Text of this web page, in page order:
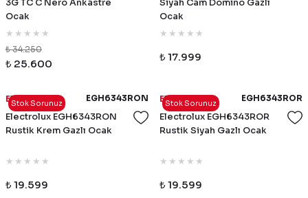
3G TC C Nero Ankastre
Ocak
₺ 34.250
₺ 25.600
Siyah Cam Domino Gazlı
Ocak
₺ 17.999
Stok Sorunuz
Electrolux EGH6343RON
Electrolux EGH6343RON
Rustik Krem Gazlı Ocak
₺ 19.599
Stok Sorunuz
Electrolux EGH6343ROR
Electrolux EGH6343ROR
Rustik Siyah Gazlı Ocak
₺ 19.599